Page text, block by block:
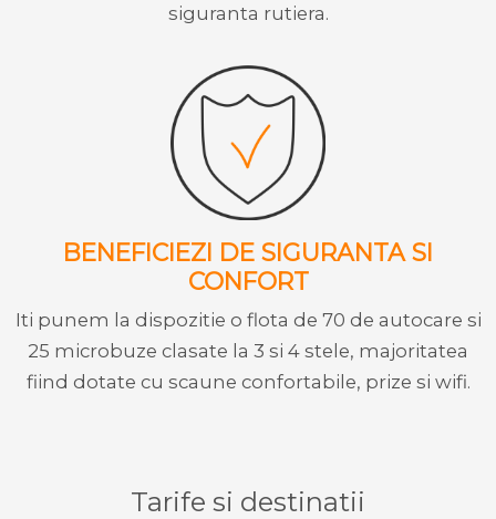
siguranta rutiera.
BENEFICIEZI DE SIGURANTA SI
CONFORT
Iti punem la dispozitie o flota de 70 de autocare si
25 microbuze clasate la 3 si 4 stele, majoritatea
fiind dotate cu scaune confortabile, prize si wifi.
Tarife si destinatii